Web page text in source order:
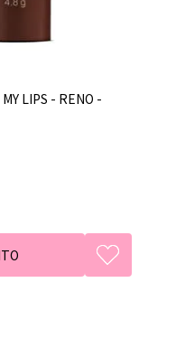
LIPS - RENO -